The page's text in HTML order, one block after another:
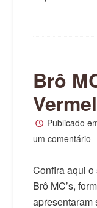
Brô
Publicado
um comentário
Confira aqui
Brô MC’s,
apresentaram